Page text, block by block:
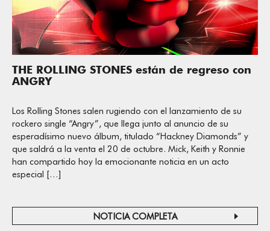
THE ROLLING STONES están de regreso con
ANGRY
Los Rolling Stones salen rugiendo con el lanzamiento de su
rockero single “Angry”, que llega junto al anuncio de su
esperadísimo nuevo álbum, titulado “Hackney Diamonds” y
que saldrá a la venta el 20 de octubre. Mick, Keith y Ronnie
han compartido hoy la emocionante noticia en un acto
especial […]
NOTICIA COMPLETA